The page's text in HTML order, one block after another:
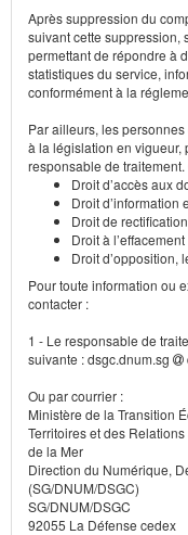
Après suppression du
suivant cette suppression,
permettant de répondre à
statistiques du service,
conformément à la
Par ailleurs, les
à la législation en vigueur,
responsable de
Droit d’accès aux
Droit d’information
Droit de rectification
Droit à l’effacement
Droit d’opposition,
Pour toute information ou
contacter :
1 - Le responsable de
suivante : dsgc.dnum.sg
Ou par courrier :
Ministère de la Transition
Territoires et des
de la Mer
Direction du Numérique,
(SG/DNUM/DSGC)
SG/DNUM/DSGC
92055 La Défense cedex